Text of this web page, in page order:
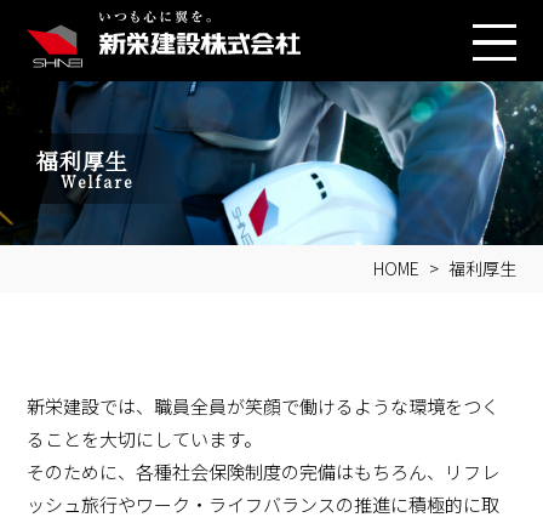
福利厚生
Welfare
HOME 福利厚生
新栄建設では、職員全員が笑顔で働けるような環境をつく
ることを大切にしています。
そのために、各種社会保険制度の完備はもちろん、リフレ
ッシュ旅行やワーク・ライフバランスの推進に積極的に取